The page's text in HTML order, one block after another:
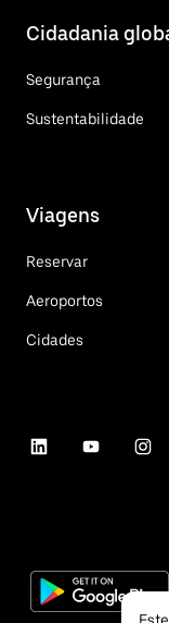
Cidadania
Segurança
Sustentabilidade
Viagens
Reservar
Aeroportos
Cidades